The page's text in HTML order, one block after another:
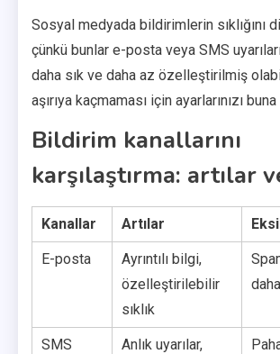
Sosyal medyada bildirimlerin sıklığını
çünkü bunlar e-posta veya SMS
daha sık ve daha az özelleştirilmiş
aşırıya kaçmaması için ayarlarınızı
Bildirim kanallarını
karşılaştırma: artılar
Kanallar Artılar
E-posta
Ayrıntılı bilgi,
özelleştirilebilir
sıklık
SMS
Anlık uyarılar,